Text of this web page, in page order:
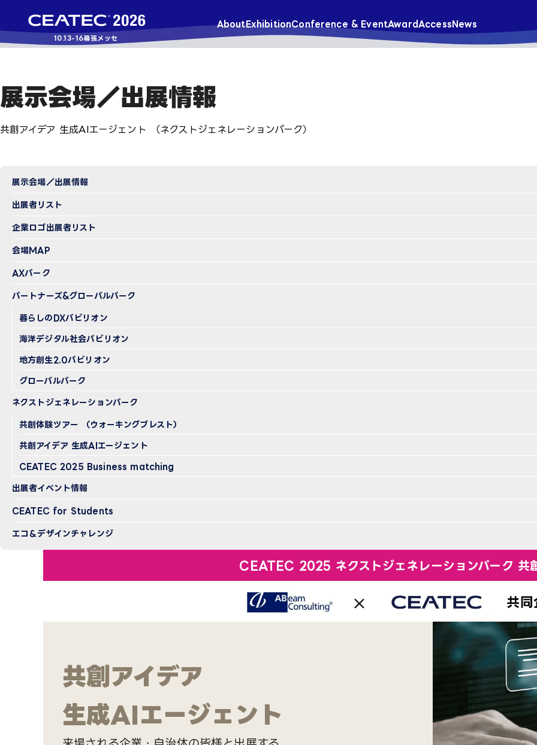
10.13-16幕張メッセ
AboutExhibitionConference & EventAward Access News
展示会場／出展情報
共創アイデア 生成AIエージェント （ネクストジェネレーションパーク）
展示会場／出展情報
出展者リスト
企業ロゴ出展者リスト
会場MAP
AXパーク
パートナーズ&グローバルパーク
暮らしのDXパビリオン
海洋デジタル社会パビリオン
地方創生2.0パビリオン
グローバルパーク
ネクストジェネレーションパーク
共創体験ツアー （ウォーキングブレスト）
共創アイデア 生成AIエージェント
CEATEC 2025 Business matching
出展者イベント情報
CEATEC for Students
エコ＆デザインチャレンジ
CEATEC 2025 ネクストジェネレーションパーク 共
共創アイデア
生成AIエージェント